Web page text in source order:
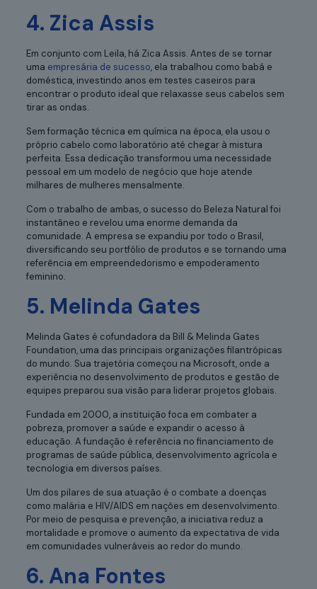
4. Zica Assis
Em conjunto com Leila, há Zica Assis. Antes de se tornar
uma empresária de sucesso, ela trabalhou como babá e
doméstica, investindo anos em testes caseiros para
encontrar o produto ideal que relaxasse seus cabelos sem
tirar as ondas.
Sem formação técnica em química na época, ela usou o
próprio cabelo como laboratório até chegar à mistura
perfeita. Essa dedicação transformou uma necessidade
pessoal em um modelo de negócio que hoje atende
milhares de mulheres mensalmente.
Com o trabalho de ambas, o sucesso do Beleza Natural foi
instantâneo e revelou uma enorme demanda da
comunidade. A empresa se expandiu por todo o Brasil,
diversificando seu portfólio de produtos e se tornando uma
referência em empreendedorismo e empoderamento
feminino.
5. Melinda Gates
Melinda Gates é cofundadora da Bill & Melinda Gates
Foundation, uma das principais organizações filantrópicas
do mundo. Sua trajetória começou na Microsoft, onde a
experiência no desenvolvimento de produtos e gestão de
equipes preparou sua visão para liderar projetos globais.
Fundada em 2000, a instituição foca em combater a
pobreza, promover a saúde e expandir o acesso à
educação. A fundação é referência no financiamento de
programas de saúde pública, desenvolvimento agrícola e
tecnologia em diversos países.
Um dos pilares de sua atuação é o combate a doenças
como malária e HIV/AIDS em nações em desenvolvimento.
Por meio de pesquisa e prevenção, a iniciativa reduz a
mortalidade e promove o aumento da expectativa de vida
em comunidades vulneráveis ao redor do mundo.
6. Ana Fontes